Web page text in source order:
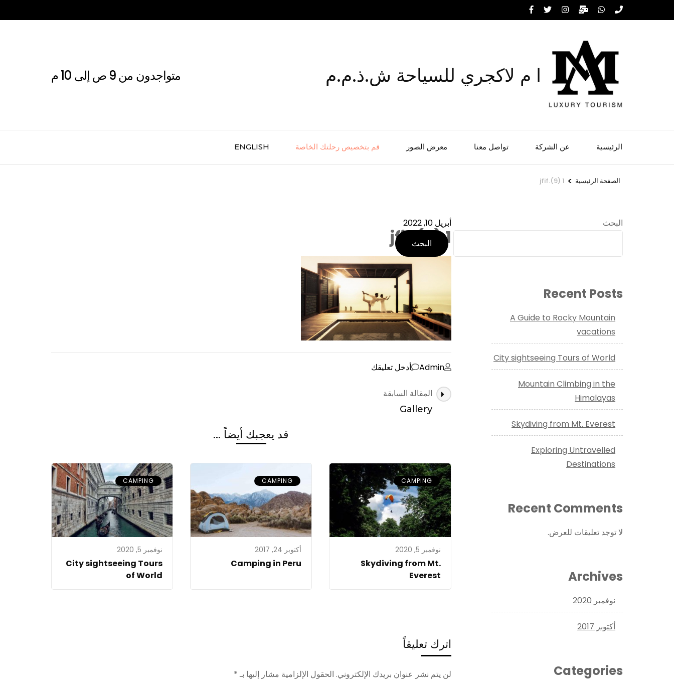
إلى
ا م لاكجري للسياحة ش.ذ.م.م متواجدون من 9 ص إلى 10 م
الرئيسية عن الشركة تواصل معنا معرض الصور قم بتخصيص رحلتك الخاصة ENGLISH
الصفحة الرئيسية >
1 (9).jfif
أبريل 10, 2022
1 (9).jfif
Admin أدخل تعليقك
التنقل
بين
المقالة السابقة
Gallery
قد يعجبك أيضاً ...
CAMPING
نوفمبر 5, 2020
Skydiving from Mt.
Everest
CAMPING
أكتوبر 24, 2017
Camping in Peru
CAMPING
نوفمبر 5, 2020
City sightseeing Tours
of World
اترك تعليقاً
لن يتم نشر عنوان بريدك الإلكتروني. الحقول الإلزامية مشار إليها بـ*
البحث
البحث
Recent Posts
A Guide to Rocky Mountain
vacations
City sightseeing Tours of World
Mountain Climbing in the
Himalayas
Skydiving from Mt. Everest
Exploring Untravelled
Destinations
Recent Comments
لا توجد تعليقات للعرض.
Archives
نوفمبر 2020
أكتوبر 2017
Categories